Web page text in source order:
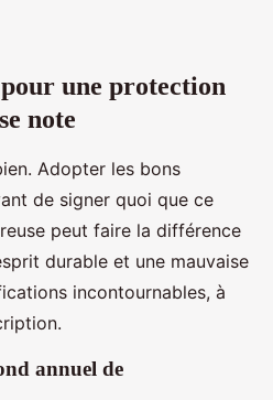
une protection
note
Adopter les bons
de signer quoi que ce
peut faire la différence
durable et une mauvaise
incontournables, à
annuel de